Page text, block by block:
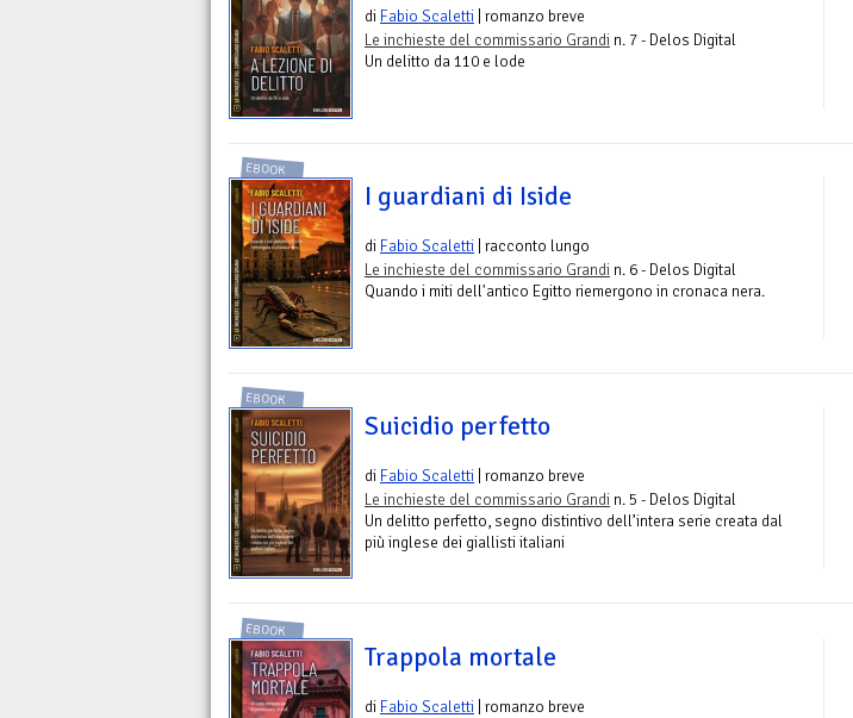
di Fabio Scaletti | romanzo breve
Le inchieste del commissario Grandi n. 7 - Delos Digital
Un delitto da 110 e lode
EBOOK
I guardiani di Iside
di Fabio Scaletti | racconto lungo
Le inchieste del commissario Grandi n. 6 - Delos Digital
Quando i miti dell'antico Egitto riemergono in cronaca nera.
EBOOK
Suicidio perfetto
di Fabio Scaletti | romanzo breve
Le inchieste del commissario Grandi n. 5 - Delos Digital
Un delitto perfetto, segno distintivo dell’intera serie creata dal
più inglese dei giallisti italiani
EBOOK
Trappola mortale
di Fabio Scaletti | romanzo breve